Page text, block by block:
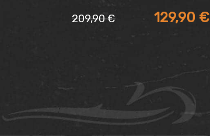
209,90€
Pôvodná
209,90 €.
129,90 €
Aktuálna
129,90 €.